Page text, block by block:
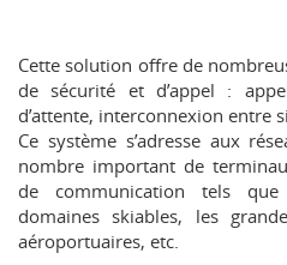
Cette solution offre de
de sécurité et d’appel :
d’attente, interconnexion entre
Ce système s’adresse aux
nombre important de
de communication tels
domaines skiables, les
aéroportuaires, etc.